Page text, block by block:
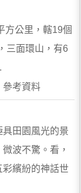
方公里，轄19個
三面環山，有6
考資料
田園風光的景
波不驚。看，
彩繽紛的神話世